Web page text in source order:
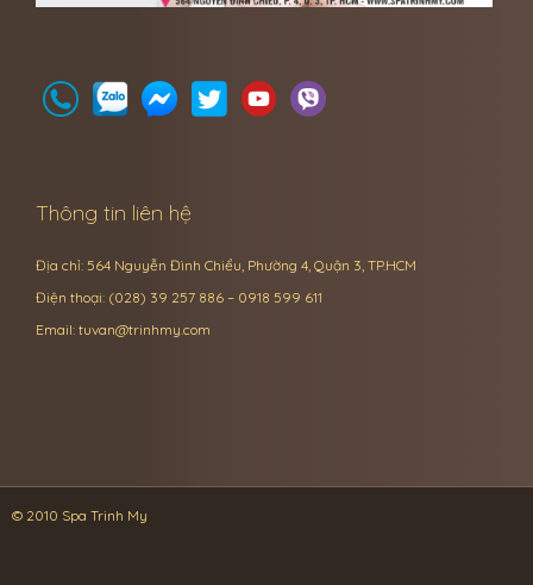
Thông tin liên hệ
Địa chỉ: 564 Nguyễn Đình Chiểu, Phường 4, Quận 3, TP.HCM
Điện thoại: (028) 39 257 886 – 0918 599 611
Email: tuvan@trinhmy.com
© 2010 Spa Trinh My